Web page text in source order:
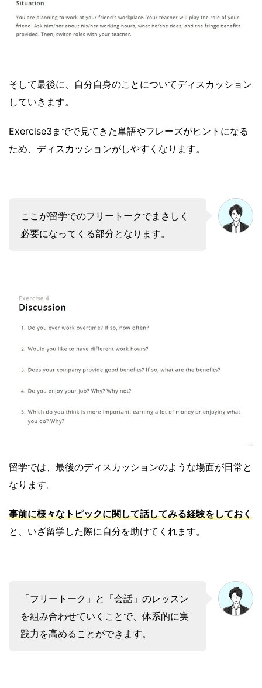
そして最後に、自分自身のことについてディスカッション
していきます。
Exercise3までで見てきた単語やフレーズがヒントになる
ため、ディスカッションがしやすくなります。
ここが留学でのフリートークでまさしく
必要になってくる部分となります。
留学では、最後のディスカッションのような場面が日常と
なります。
事前に様々なトピックに関して話してみる経験をしておく
と、いざ留学した際に自分を助けてくれます。
「フリートーク」と「会話」のレッスン
を組み合わせていくことで、体系的に実
践力を高めることができます。